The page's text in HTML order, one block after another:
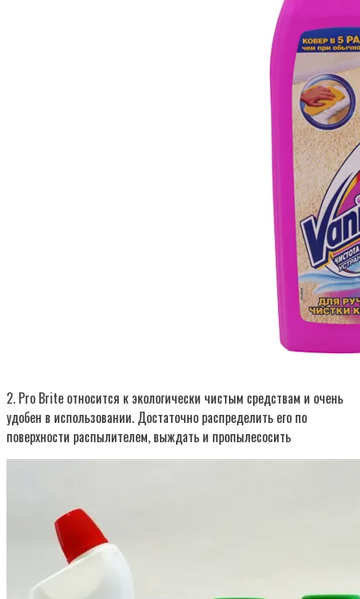
2. Pro Brite относится к экологически чистым средствам и очень
удобен в использовании. Достаточно распределить его по
поверхности распылителем, выждать и пропылесосить